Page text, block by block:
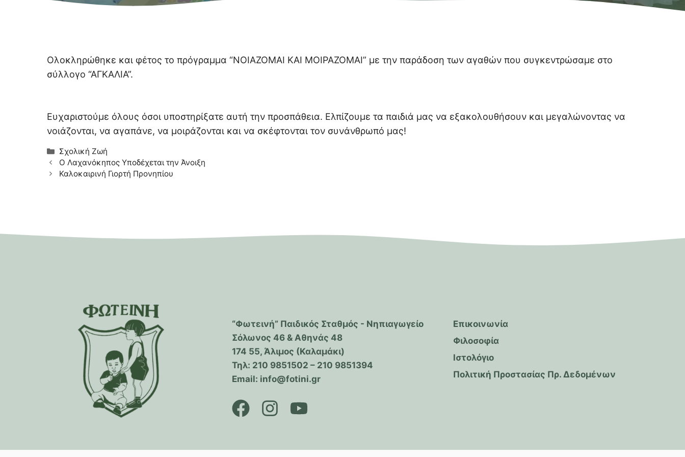
Ολοκληρώθηκε και φέτος το πρόγραμμα “ΝΟΙΑΖΟΜΑΙ ΚΑΙ ΜΟΙΡΑΖΟΜΑΙ” με την παράδοση των αγαθών που συγκεντρώσαμε στο
σύλλογο “ΑΓΚΑΛΙΑ”.
Ευχαριστούμε όλους όσοι υποστηρίξατε αυτή την προσπάθεια. Ελπίζουμε τα παιδιά μας να εξακολουθήσουν και μεγαλώνοντας να
νοιάζονται, να αγαπάνε, να μοιράζονται και να σκέφτονται τον συνάνθρωπό μας!
Κατηγορίες
Σχολική Ζωή
Ο Λαχανόκηπος Υποδέχεται την Άνοιξη
Καλοκαιρινή Γιορτή Προνηπίου
“Φωτεινή” Παιδικός Σταθμός - Νηπιαγωγείο
Σόλωνος 46 & Αθηνάς 48
174 55, Άλιμος (Καλαμάκι)
Τηλ: 210 9851502 – 210 9851394
Email: info@fotini.gr
Επικοινωνία
Φιλοσοφία
Ιστολόγιο
Πολιτική Προστασίας Πρ. Δεδομένων